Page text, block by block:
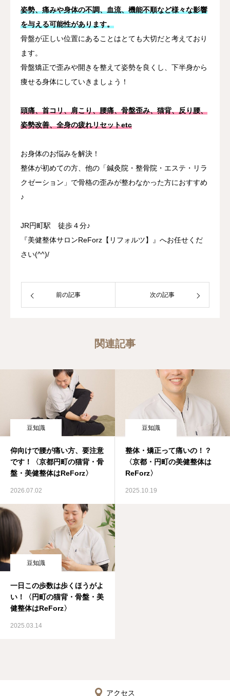
姿勢、痛みや身体の不調、血流、機能不順など様々な影響
を与える可能性があります。
骨盤が正しい位置にあることはとても大切だと考えており
ます。
骨盤矯正で歪みや開きを整えて姿勢を良くし、下半身から
痩せる身体にしていきましょう！
頭痛、首コリ、肩こり、腰痛、骨盤歪み、猫背、反り腰、
姿勢改善、全身の疲れリセットetc
お身体のお悩みを解決！
整体が初めての方、他の「鍼灸院・整骨院・エステ・リラ
クゼーション」で骨格の歪みが整わなかった方におすすめ
♪
JR円町駅 徒歩４分♪
『美健整体サロンReForz【リフォルツ】』へお任せくだ
さい(^^)/
前の記事 次の記事
関連記事
豆知識
仰向けで腰が痛い方、要注意
です！〈京都円町の猫背・骨
盤・美健整体はReForz〉
2026.07.02
豆知識
整体・矯正って痛いの！？
〈京都・円町の美健整体は
ReForz〉
2025.10.19
豆知識
一日この歩数は歩くほうがよ
い！〈円町の猫背・骨盤・美
健整体はReForz〉
2025.03.14
アクセス